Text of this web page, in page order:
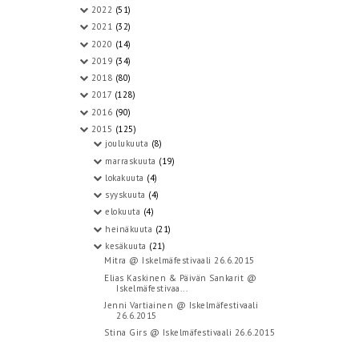
2022 (51)
2021 (32)
2020 (14)
2019 (34)
2018 (80)
2017 (128)
2016 (90)
2015 (125)
joulukuuta (8)
marraskuuta (19)
lokakuuta (4)
syyskuuta (4)
elokuuta (4)
heinäkuuta (21)
kesäkuuta (21)
Mitra @ Iskelmäfestivaali 26.6.2015
Elias Kaskinen & Päivän Sankarit @
Iskelmäfestivaa...
Jenni Vartiainen @ Iskelmäfestivaali
26.6.2015
Stina Girs @ Iskelmäfestivaali 26.6.2015